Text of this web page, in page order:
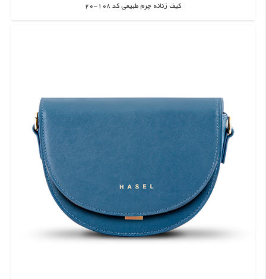
کیف زنانه چرم طبیعی کد 108-20
اطلاعات بیشتر